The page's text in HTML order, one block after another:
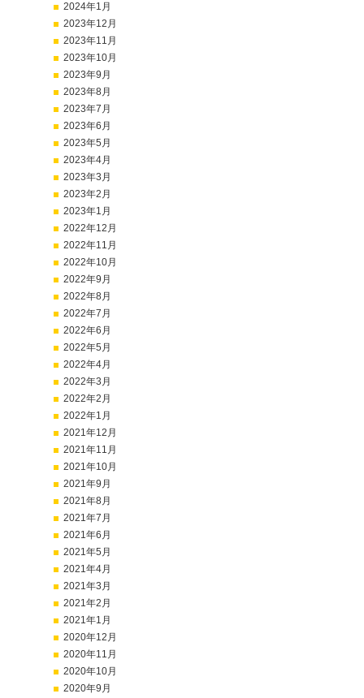
2024年1月
2023年12月
2023年11月
2023年10月
2023年9月
2023年8月
2023年7月
2023年6月
2023年5月
2023年4月
2023年3月
2023年2月
2023年1月
2022年12月
2022年11月
2022年10月
2022年9月
2022年8月
2022年7月
2022年6月
2022年5月
2022年4月
2022年3月
2022年2月
2022年1月
2021年12月
2021年11月
2021年10月
2021年9月
2021年8月
2021年7月
2021年6月
2021年5月
2021年4月
2021年3月
2021年2月
2021年1月
2020年12月
2020年11月
2020年10月
2020年9月